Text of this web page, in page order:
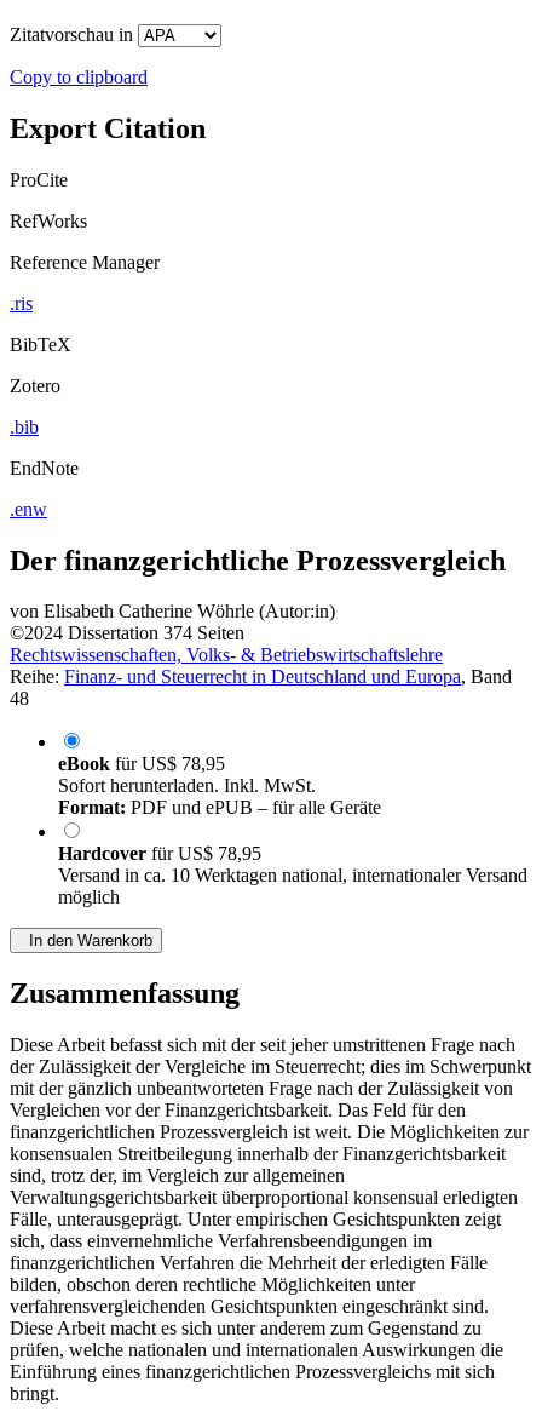
Zitatvorschau in
Copy to clipboard
Export Citation
ProCite
RefWorks
Reference Manager
.ris
BibTeX
Zotero
.bib
EndNote
.enw
Der finanzgerichtliche Prozessvergleich
von Elisabeth Catherine Wöhrle (Autor:in)
©2024 Dissertation 374 Seiten
Rechtswissenschaften, Volks- & Betriebswirtschaftslehre
Reihe: Finanz- und Steuerrecht in Deutschland und Europa, Band
48
eBook fürUS$ 78,95
Sofort herunterladen. Inkl. MwSt.
Format: PDF und ePUB – für alle Geräte
Hardcover fürUS$ 78,95
Versand in ca. 10 Werktagen national, internationaler Versand
möglich
In den Warenkorb
Zusammenfassung
Diese Arbeit befasst sich mit der seit jeher umstrittenen Frage nach
der Zulässigkeit der Vergleiche im Steuerrecht; dies im Schwerpunkt
mit der gänzlich unbeantworteten Frage nach der Zulässigkeit von
Vergleichen vor der Finanzgerichtsbarkeit. Das Feld für den
finanzgerichtlichen Prozessvergleich ist weit. Die Möglichkeiten zur
konsensualen Streitbeilegung innerhalb der Finanzgerichtsbarkeit
sind, trotz der, im Vergleich zur allgemeinen
Verwaltungsgerichtsbarkeit überproportional konsensual erledigten
Fälle, unterausgeprägt. Unter empirischen Gesichtspunkten zeigt
sich, dass einvernehmliche Verfahrensbeendigungen im
finanzgerichtlichen Verfahren die Mehrheit der erledigten Fälle
bilden, obschon deren rechtliche Möglichkeiten unter
verfahrensvergleichenden Gesichtspunkten eingeschränkt sind.
Diese Arbeit macht es sich unter anderem zum Gegenstand zu
prüfen, welche nationalen und internationalen Auswirkungen die
Einführung eines finanzgerichtlichen Prozessvergleichs mit sich
bringt.